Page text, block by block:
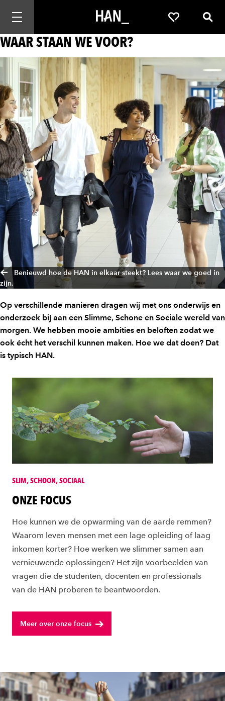
Mobiele navigatie openen Favorieten
WAAR STAAN WE VOOR?
Benieuwd hoe de HAN in elkaar steekt? Lees waar we goed in
zijn.
Op verschillende manieren dragen wij met ons onderwijs en
onderzoek bij aan een Slimme, Schone en Sociale wereld van
morgen. We hebben mooie ambities en beloften zodat we
ook écht het verschil kunnen maken. Hoe we dat doen? Dat
is typisch HAN.
SLIM, SCHOON, SOCIAAL
ONZE FOCUS
Hoe kunnen we de opwarming van de aarde remmen?
Waarom leven mensen met een lage opleiding of laag
inkomen korter? Hoe werken we slimmer samen aan
vernieuwende oplossingen? Het zijn voorbeelden van
vragen die de studenten, docenten en professionals
van de HAN proberen te beantwoorden.
Meer over onze focus